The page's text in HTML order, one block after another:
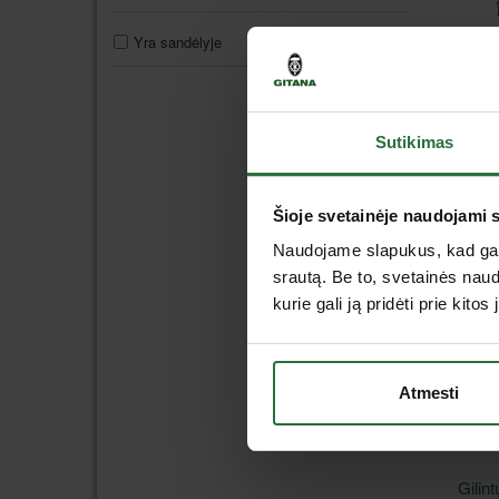
Sutikimas
Šioje svetainėje naudojami
Naudojame slapukus, kad
srautą. Be to, svetainės
kurie gali ją pridėti prie kitos
Atmesti
Yra sandėlyje
HSS